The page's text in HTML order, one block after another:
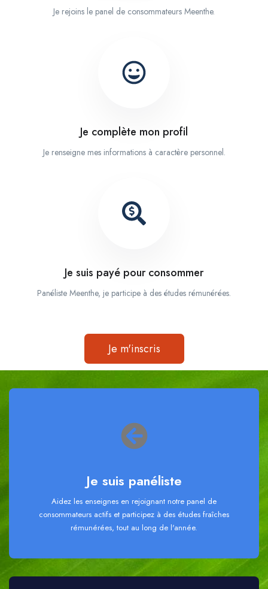
Je rejoins le panel de consommateurs Meenthe.
Je complète mon profil
Je renseigne mes informations à caractère personnel.
Je suis payé pour consommer
Panéliste Meenthe, je participe à des études rémunérées.
Je m'inscris
Je suis panéliste
Aidez les enseignes en rejoignant notre panel de
consommateurs actifs et participez à des études fraîches
rémunérées, tout au long de l'année.